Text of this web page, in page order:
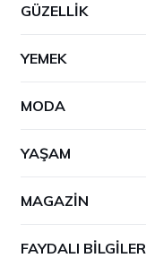
GÜZELLIK
YEMEK
MODA
YAŞAM
MAGAZIN
FAYDALI BILGILER